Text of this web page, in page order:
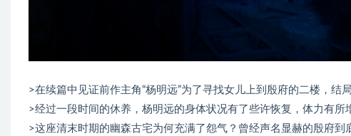
>在续篇中见证前作主角“杨明远”为了寻找女儿上到殷府的二楼，结
>经过一段时间的休养，杨明远的身体状况有了些许恢复，体力有
>这座清末时期的幽森古宅为何充满了怨气？曾经声名显赫的殷府